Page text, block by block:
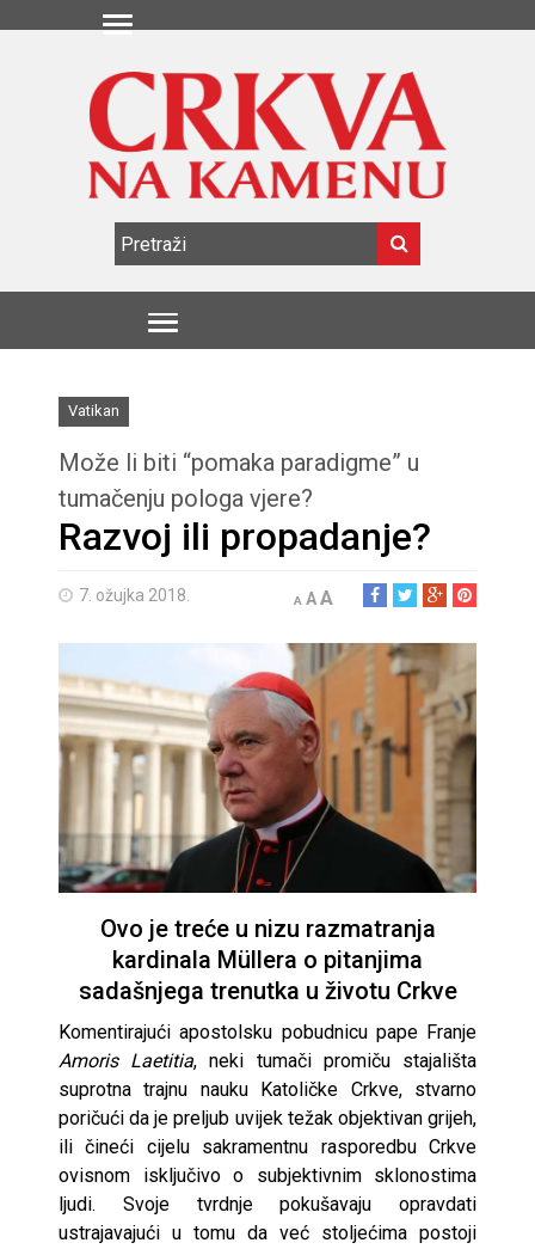
Vatikan
Može li biti “pomaka paradigme” u
tumačenju pologa vjere?
Razvoj ili propadanje?
7. ožujka 2018. A AA
Ovo je treće u nizu razmatranja
kardinala Müllera o pitanjima
sadašnjega trenutka u životu Crkve
Komentirajući apostolsku pobudnicu pape Franje
Amoris Laetitia, neki tumači promiču stajališta
suprotna trajnu nauku Katoličke Crkve, stvarno
poričući da je preljub uvijek težak objektivan grijeh,
ili čineći cijelu sakramentnu rasporedbu Crkve
ovisnom isključivo o subjektivnim sklonostima
ljudi. Svoje tvrdnje pokušavaju opravdati
ustrajavajući u tomu da već stoljećima postoji